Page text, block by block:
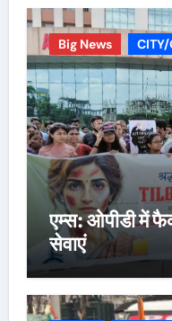
Big News CITY/
एम्स: ओपीडी में
सेवाएं